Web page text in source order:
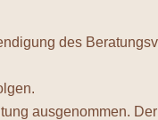
des
ausgenommen.